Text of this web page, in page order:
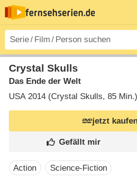
Crystal Skulls
Das Ende der Welt
USA2014 (Crystal Skulls‎, 85 Min.)
jetzt
Action Science-Fiction